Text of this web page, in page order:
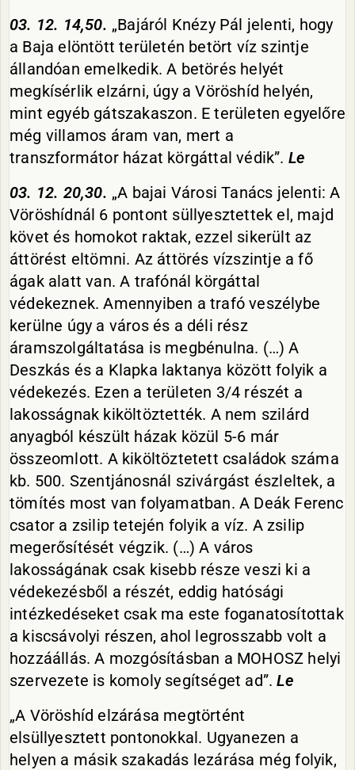
03. 12. 14,50. „Bajáról Knézy Pál jelenti, hogy
a Baja elöntött területén betört víz szintje
állandóan emelkedik. A betörés helyét
megkísérlik elzárni, úgy a Vöröshíd helyén,
mint egyéb gátszakaszon. E területen egyelőre
még villamos áram van, mert a
transzformátor házat körgáttal védik”. Le
03. 12. 20,30. „A bajai Városi Tanács jelenti: A
Vöröshídnál 6 pontont süllyesztettek el, majd
követ és homokot raktak, ezzel sikerült az
áttörést eltömni. Az áttörés vízszintje a fő
ágak alatt van. A trafónál körgáttal
védekeznek. Amennyiben a trafó veszélybe
kerülne úgy a város és a déli rész
áramszolgáltatása is megbénulna. (…) A
Deszkás és a Klapka laktanya között folyik a
védekezés. Ezen a területen 3/4 részét a
lakosságnak kiköltöztették. A nem szilárd
anyagból készült házak közül 5-6 már
összeomlott. A kiköltöztetett családok száma
kb. 500. Szentjánosnál szivárgást észleltek, a
tömítés most van folyamatban. A Deák Ferenc
csator a zsilip tetején folyik a víz. A zsilip
megerősítését végzik. (…) A város
lakosságának csak kisebb része veszi ki a
védekezésből a részét, eddig hatósági
intézkedéseket csak ma este foganatosítottak
a kiscsávolyi részen, ahol legrosszabb volt a
hozzáállás. A mozgósításban a MOHOSZ helyi
szervezete is komoly segítséget ad”.Le
„A Vöröshíd elzárása megtörtént
elsüllyesztett pontonokkal. Ugyanezen a
helyen a másik szakadás lezárása még folyik,